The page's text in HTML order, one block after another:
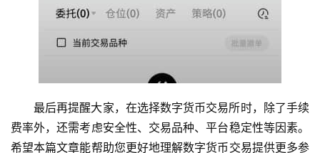
最后再提醒大家，在选择数字货币交易所时，除了手续
费率外，还需考虑安全性、交易品种、平台稳定性等因素。
希望本篇文章能帮助您更好地理解数字货币交易提供更多参